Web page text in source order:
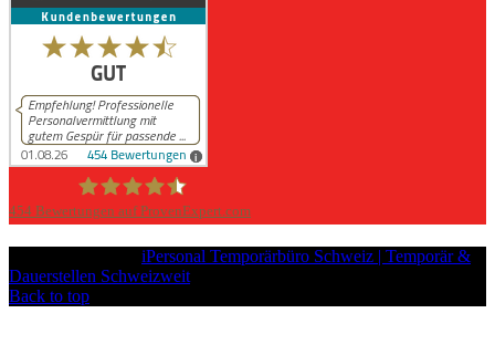
454 Bewertungen auf ProvenExpert.com
iPersonal Temporärbüro Schweiz | Temporär &
Dauerstellen Schweizweit
Back to top